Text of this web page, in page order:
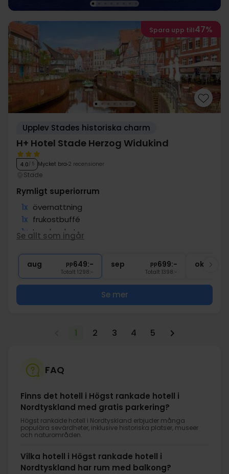
Spara upp till47%
Upplev Stades historiska charm
H+ Hotel Stade Herzog Widukind
4.0/ 5 Mycket bra 2 recensioner
Stade
Rymligt superiorrum
1x övernattning
1x frukostbuffé
1x Lunchpaket
välkomstdrink i lobbyn
∞ Uppgradering till Superiordubbelrum
Se allt som ingår
aug pp649:-
Totalt 1298:-
sep pp699:-
Totalt 1398:-
okt
Se mer
1 2 3 4 5
FAQ
Finns det hotell i Högst rankade hotell i
Nordtyskland med gratis parkering?
Högst rankade hotell i Nordtyskland erbjuder många
populära sevärdheter, inklusive historiska platser, museer
och naturområden.
Vilka hotell i Högst rankade hotell i
Nordtyskland har rum med balkong?